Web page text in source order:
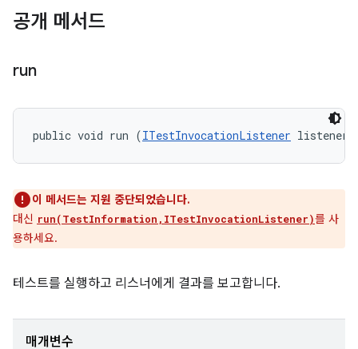
공개 메서드
run
public void run (ITestInvocationListener listener)
이 메서드는 지원 중단되었습니다.
대신 run(TestInformation,ITestInvocationListener)를 사
용하세요.
테스트를 실행하고 리스너에게 결과를 보고합니다.
매개변수